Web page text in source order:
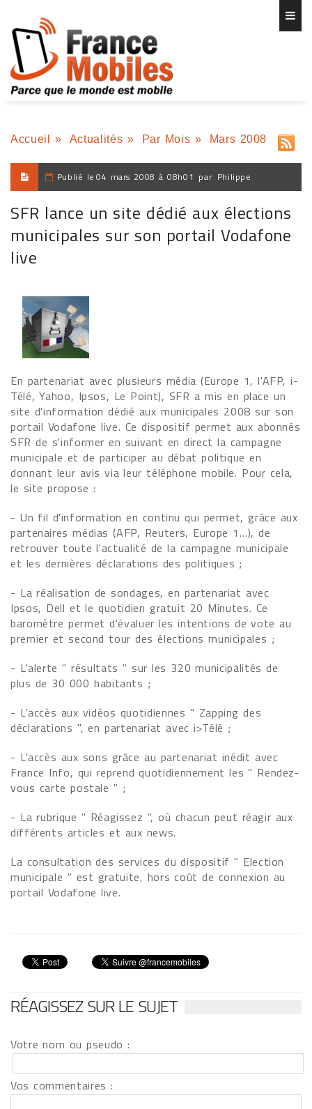
Accueil » Actualités » Par Mois » Mars 2008
Publié le 04 mars 2008 à 08h01 par Philippe
SFR lance un site dédié aux élections
municipales sur son portail Vodafone
live
En partenariat avec plusieurs média (Europe 1, l'AFP, i-
Télé, Yahoo, Ipsos, Le Point), SFR a mis en place un
site d'information dédié aux municipales 2008 sur son
portail Vodafone live. Ce dispositif permet aux abonnés
SFR de s'informer en suivant en direct la campagne
municipale et de participer au débat politique en
donnant leur avis via leur téléphone mobile. Pour cela,
le site propose :
- Un fil d'information en continu qui permet, grâce aux
partenaires médias (AFP, Reuters, Europe 1…), de
retrouver toute l'actualité de la campagne municipale
et les dernières déclarations des politiques ;
- La réalisation de sondages, en partenariat avec
Ipsos, Dell et le quotidien gratuit 20 Minutes. Ce
baromètre permet d'évaluer les intentions de vote au
premier et second tour des élections municipales ;
- L'alerte " résultats " sur les 320 municipalités de
plus de 30 000 habitants ;
- L'accès aux vidéos quotidiennes " Zapping des
déclarations ", en partenariat avec i>Télé ;
- L'accès aux sons grâce au partenariat inédit avec
France Info, qui reprend quotidiennement les " Rendez-
vous carte postale " ;
- La rubrique " Réagissez ", où chacun peut réagir aux
différents articles et aux news.
La consultation des services du dispositif " Election
municipale " est gratuite, hors coût de connexion au
portail Vodafone live.
RÉAGISSEZ SUR LE SUJET
Votre nom ou pseudo :
Vos commentaires :